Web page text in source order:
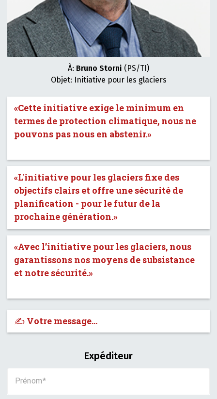
À: Bruno Storni (PS/TI)
Objet: Initiative pour les glaciers
«Cette initiative exige le minimum en
termes de protection climatique, nous ne
pouvons pas nous en abstenir.»
«L'initiative pour les glaciers fixe des
objectifs clairs et offre une sécurité de
planification - pour le futur de la
prochaine génération.»
«Avec l’initiative pour les glaciers, nous
garantissons nos moyens de subsistance
et notre sécurité.»
✍️ Votre message…
Expéditeur
Prénom